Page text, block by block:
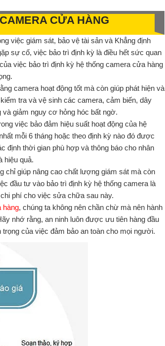
CỬA HÀNG
việc giám sát, bảo vệ tài sản và Khẳng định
sự cố, việc bảo trì định kỳ là điều hết sức quan
việc bảo trì định kỳ hệ thống camera cửa hàng
camera hoạt động tốt mà còn giúp phát hiện và
tra và vệ sinh các camera, cảm biến, dây
giảm nguy cơ hỏng hóc bất ngờ.
việc bảo đảm hiệu suất hoạt động của hệ
mỗi 6 tháng hoặc theo định kỳ nào đó được
định thời gian phù hợp và thông báo cho nhân
hiệu quả.
chỉ giúp nâng cao chất lượng giám sát mà còn
đầu tư vào bảo trì định kỳ hệ thống camera là
phí cho việc sửa chữa sau này.
hàng, chúng ta không nên chần chừ mà nên hành
nhớ rằng, an ninh luôn được ưu tiên hàng đầu
của việc đảm bảo an toàn cho mọi người.